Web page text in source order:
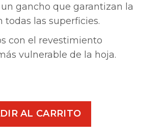
gancho que garantizan la
las superficies.
con el revestimiento
vulnerable de la hoja.
AL CARRITO